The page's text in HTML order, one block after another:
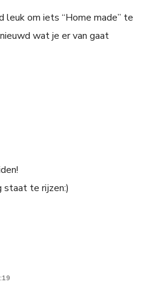
om iets “Home made” te
wat je er van gaat
staat te rijzen:)